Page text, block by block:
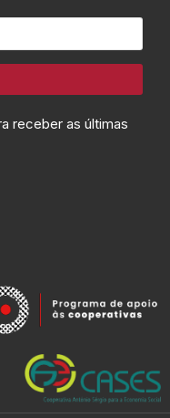
receber as últimas